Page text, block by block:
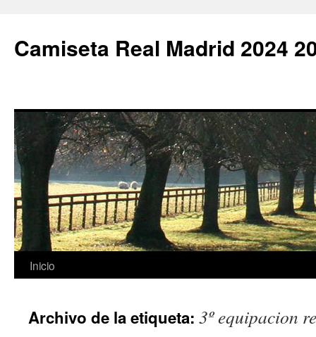
Camiseta Real Madrid 2024
Saltar
contenido
Inicio
Archivo de la etiqueta: 3º equipacion